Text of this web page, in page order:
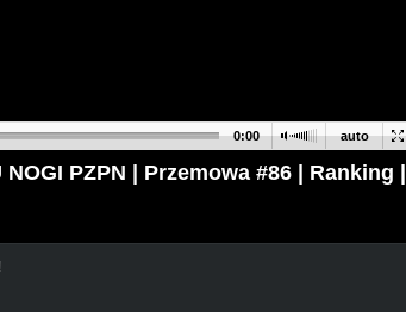
auto
0:00
PZPN | Przemowa #86 | Ranking |